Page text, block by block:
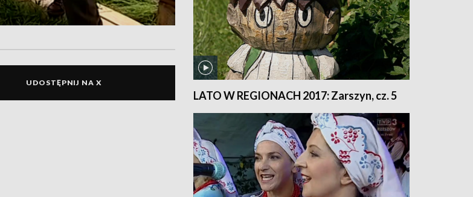
UDOSTĘPNIJ NA X
LATO W REGIONACH 2017: Zarszyn, cz. 5